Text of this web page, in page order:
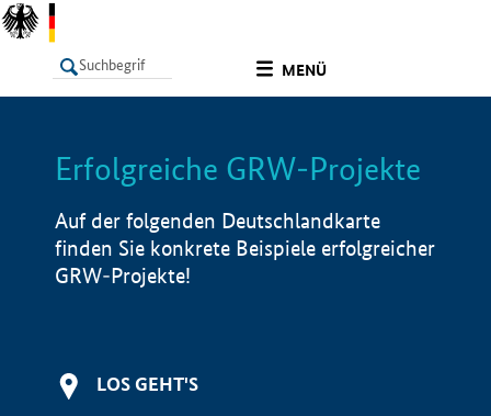
MENÜ
LISTE Info
Erfolgreiche GRW-Projekte
Auf der folgenden Deutschlandkarte
finden Sie konkrete Beispiele erfolgreicher
GRW-Projekte!
LOS GEHT'S